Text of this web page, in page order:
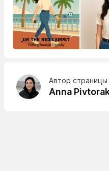
Автор страницы
Anna